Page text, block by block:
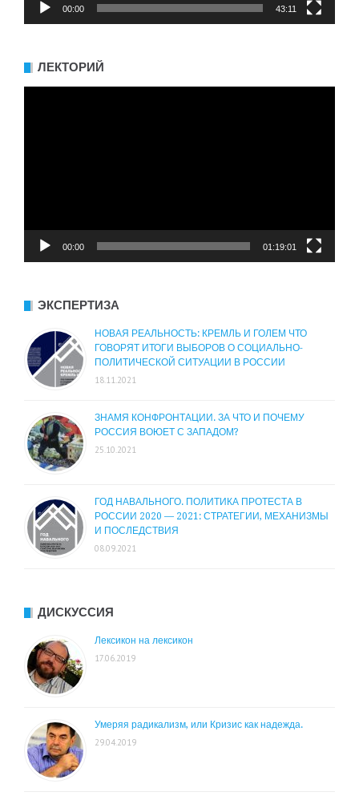
00:00 43:11
ЛЕКТОРИЙ
00:00 01:19:01
ЭКСПЕРТИЗА
НОВАЯ РЕАЛЬНОСТЬ: КРЕМЛЬ И ГОЛЕМ ЧТО
ГОВОРЯТ ИТОГИ ВЫБОРОВ О СОЦИАЛЬНО-
ПОЛИТИЧЕСКОЙ СИТУАЦИИ В РОССИИ
18.11.2021
ЗНАМЯ КОНФРОНТАЦИИ. ЗА ЧТО И ПОЧЕМУ
РОССИЯ ВОЮЕТ С ЗАПАДОМ?
25.10.2021
ГОД НАВАЛЬНОГО. ПОЛИТИКА ПРОТЕСТА В
РОССИИ 2020 — 2021: СТРАТЕГИИ, МЕХАНИЗМЫ
И ПОСЛЕДСТВИЯ
08.09.2021
ДИСКУССИЯ
Лексикон на лексикон
17.06.2019
Умеряя радикализм, или Кризис как надежда.
29.04.2019